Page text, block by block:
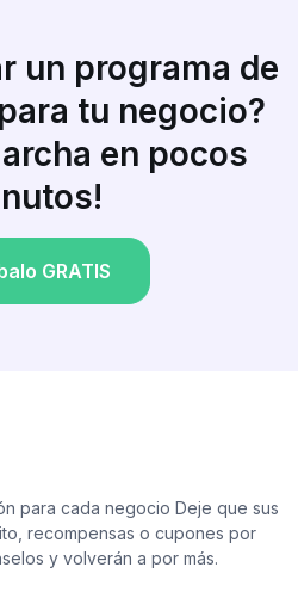
un programa de
tu negocio?
en pocos
GRATIS
para cada negocio Deje que sus
recompensas o cupones por
y volverán a por más.